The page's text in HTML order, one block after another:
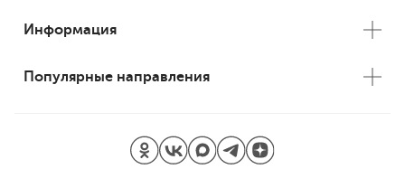
Информация
Популярные направления